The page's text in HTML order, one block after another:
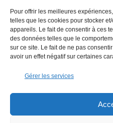
Pour offrir les meilleures
telles que les cookies pour stocker
appareils. Le fait de consentir à ces
des données telles que le
sur ce site. Le fait de ne pas
avoir un effet négatif sur certaines
Gérer les services
Vos
informations données sur ce
ne saurait être engagée. Il